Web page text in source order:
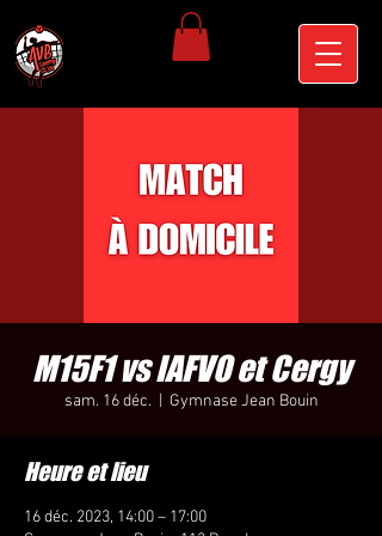
M15F1 vs IAFVO et Cergy
sam. 16 déc. Gymnase Jean Bouin
Heure et lieu
16 déc. 2023, 14:00 – 17:00